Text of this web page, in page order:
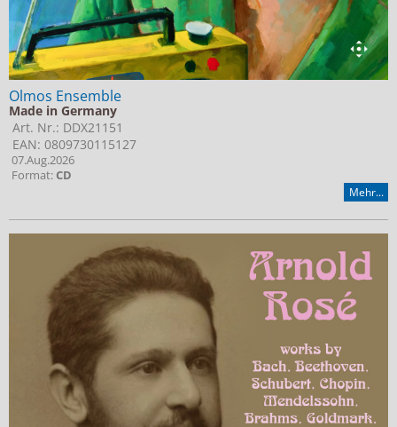
Olmos Ensemble
Made in Germany
Art. Nr.: DDX21151
EAN: 0809730115127
07.Aug.2026
Format:CD
Mehr...